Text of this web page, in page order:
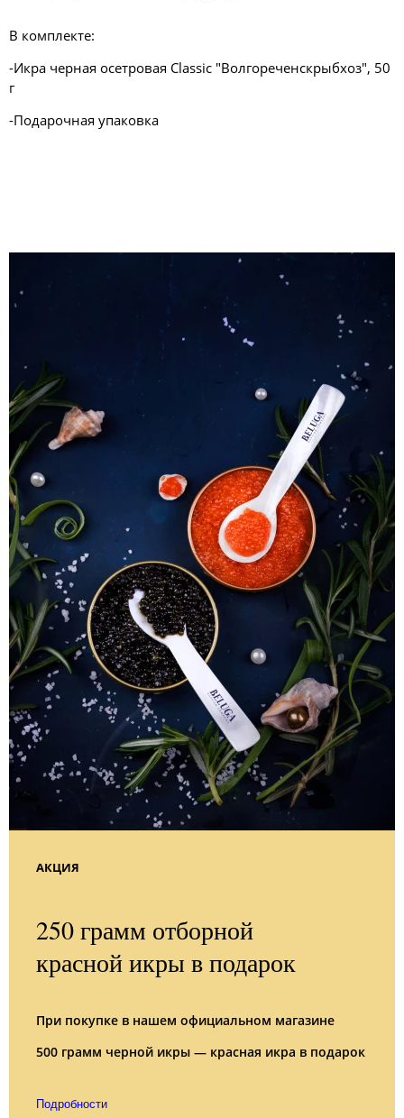
В комплекте:
-Икра черная осетровая Classic "Волгореченскрыбхоз", 50
г
-Подарочная упаковка
АКЦИЯ
250 грамм отборной
красной икры в подарок
При покупке в нашем официальном магазине
500 грамм черной икры — красная икра в подарок
Подробности